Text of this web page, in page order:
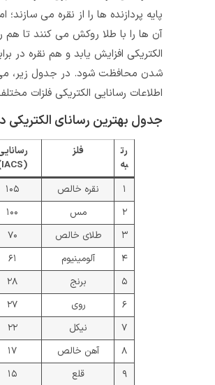
پایه پردازنده ها را از نقره می سازند؛ اما معمولا
آن ها را با طلا روکش می کنند تا هم رسانایی
الکتریکی افزایش یابد و هم نقره در برابر اکسید
شدن محافظت شود. در جدول زیر، می توانید
اطلاعات رسانایی الکتریکی فلزات مختلف را ببینید.
جدول بهترین رسانای الکتریکی در فلزات
فلز
رسانایی
نقره خالص
۱۰۵
مس
طلای خالص
۷۰
آلومینیوم
برنج
روی
نیکل
آهن خالص
۱۷
قلع